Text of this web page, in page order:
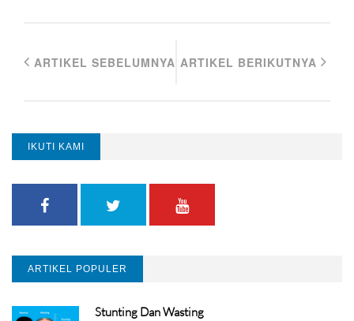
ARTIKEL SEBELUMNYA ARTIKEL BERIKUTNYA
IKUTI KAMI
ARTIKEL POPULER
Stunting Dan Wasting